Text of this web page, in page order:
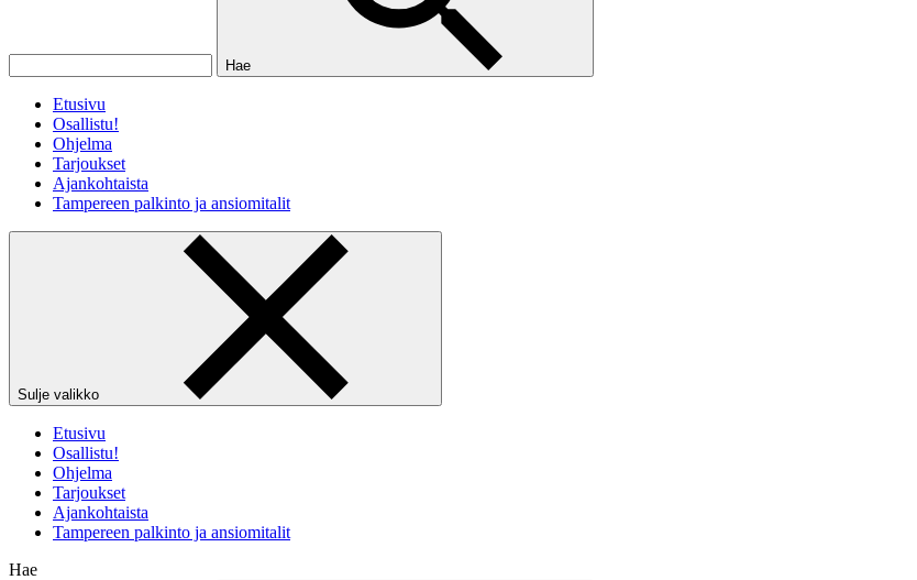
Hae
Etusivu
Osallistu!
Ohjelma
Tarjoukset
Ajankohtaista
Tampereen palkinto ja ansiomitalit
Sulje valikko
Etusivu
Osallistu!
Ohjelma
Tarjoukset
Ajankohtaista
Tampereen palkinto ja ansiomitalit
Hae